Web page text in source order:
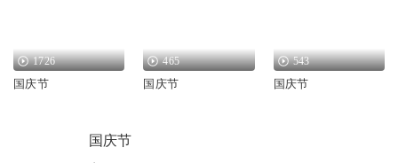
1726
国庆节
465
国庆节
543
国庆节
国庆节